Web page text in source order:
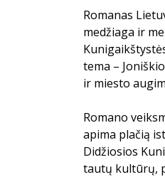
Romanas
medžiaga ir
tema –
ir miesto
Romano
apima plačią
Didžiosios
tautų kultūrų,